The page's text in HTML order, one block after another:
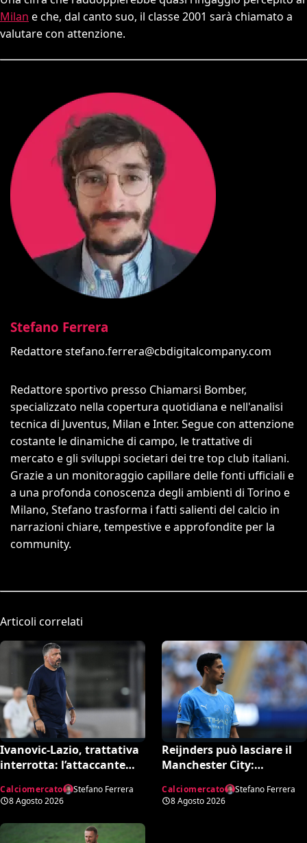
Milan e che, dal canto suo, il classe 2001 sarà chiamato a
valutare con attenzione.
Stefano Ferrera
Redattorestefano.ferrera@cbdigitalcompany.com
Redattore sportivo presso Chiamarsi Bomber,
specializzato nella copertura quotidiana e nell'analisi
tecnica di Juventus, Milan e Inter. Segue con attenzione
costante le dinamiche di campo, le trattative di
mercato e gli sviluppi societari dei tre top club italiani.
Grazie a un monitoraggio capillare delle fonti ufficiali e
a una profonda conoscenza degli ambienti di Torino e
Milano, Stefano trasforma i fatti salienti del calcio in
narrazioni chiare, tempestive e approfondite per la
community.
Articoli correlati
Ivanovic-Lazio, trattativa
interrotta: l’attaccante
trasferimento
Calciomercato
Stefano Ferrera
8 Agosto 2026
Reijnders può lasciare il
Manchester City:
pressing
Calciomercato
Stefano Ferrera
8 Agosto 2026